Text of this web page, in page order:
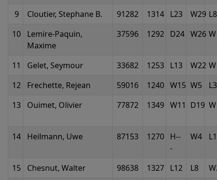
9
Cloutier, Stephane B. 91282 1314 L23 W29 L8
10
Lemire-Paquin,
Maxime
37596 1292 D24 W26
11 Gelet, Seymour 33682 1253 L13 W22
12
Frechette, Rejean 59016 1240 W15 W5
L3
13
Ouimet, Olivier 77872 1349 W11 D19
14 Heilmann, Uwe 87153 1270 H--
-
W4
15 Chesnut, Walter 98638 1327 L12 L8